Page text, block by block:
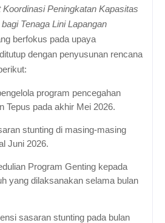
Koordinasi Peningkatan Kapasitas
Tenaga Lini Lapangan
berfokus pada upaya
dengan penyusunan rencana
program pencegahan
Tepus pada akhir Mei 2026.
stunting di masing-masing
Juni 2026.
Program Genting kepada
yang dilaksanakan selama bulan
sasaran stunting pada bulan